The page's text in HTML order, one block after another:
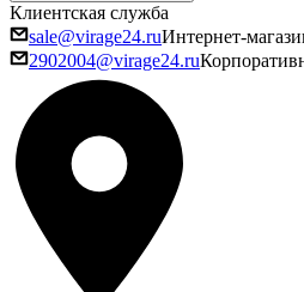
Клиентская служба
sale@virage24.ruИнтернет-
2902004@virage24.ru